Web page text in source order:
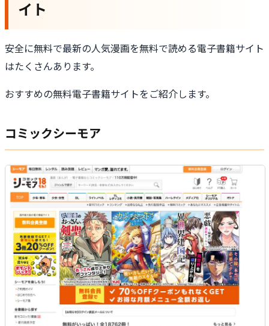
イト
安全に無料で最新の人気漫画を無料で読める電子書籍サイト
はたくさんあります。
おすすめの無料電子書籍サイトをご紹介します。
コミックシーモア